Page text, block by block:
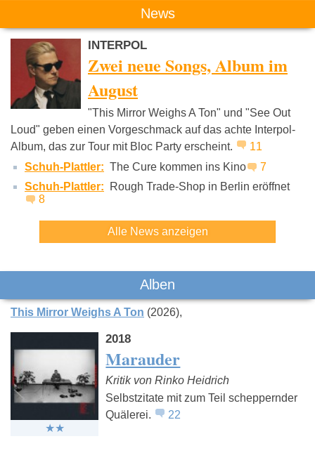
News
INTERPOL
Zwei neue Songs, Album im
August
"This Mirror Weighs A Ton" und "See Out
Loud" geben einen Vorgeschmack auf das achte Interpol-
Album, das zur Tour mit Bloc Party erscheint.
11
Schuh-Plattler: The Cure kommen ins Kino
7
Schuh-Plattler:
Rough Trade-Shop in Berlin eröffnet
8
Alle News anzeigen
Alben
This Mirror Weighs A Ton (2026)
2018
Marauder
Kritik von Rinko Heidrich
Selbstzitate mit zum Teil scheppernder
Quälerei.
22